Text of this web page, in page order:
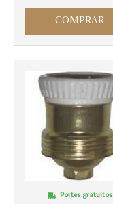
COMPRAR
Portes gratuitos